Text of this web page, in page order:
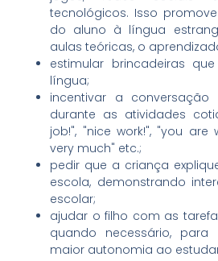
tecnológicos. Isso
do aluno à língua
aulas teóricas, o
estimular brincadeiras
língua;
incentivar a
durante as atividades
job!", "nice work!", "you are
very much" etc.;
pedir que a criança
escola, demonstrando
escolar;
ajudar o filho com as
quando necessário, para
maior autonomia ao